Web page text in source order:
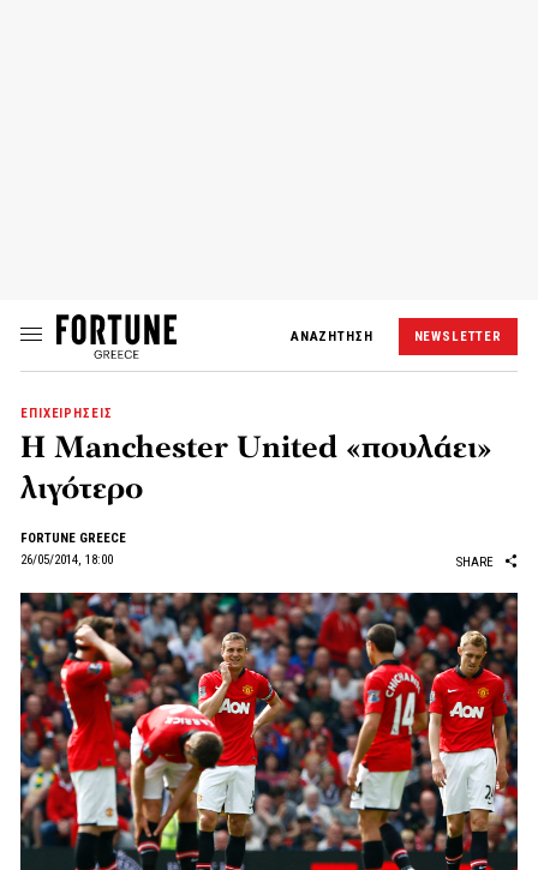
ΑΝΑΖΗΤΗΣΗ NEWSLETTER
ΕΠΙΧΕΙΡΗΣΕΙΣ
Η Manchester United «πουλάει»
λιγότερο
FORTUNE GREECE
26/05/2014, 18:00
SHARE